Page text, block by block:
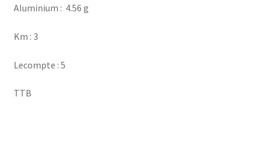
Aluminium : 4.56 g
Km : 3
Lecompte : 5
TTB